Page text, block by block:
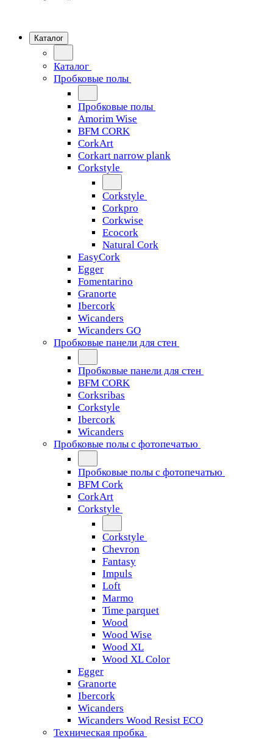
Каталог
Каталог
Пробковые полы
Пробковые полы
Amorim Wise
BFM CORK
CorkArt
Corkart narrow plank
Corkstyle
Corkstyle
Corkpro
Corkwise
Ecocork
Natural Cork
EasyCork
Egger
Fomentarino
Granorte
Ibercork
Wicanders
Wicanders GO
Пробковые панели для стен
Пробковые панели для стен
BFM CORK
Corksribas
Corkstyle
Ibercork
Wicanders
Пробковые полы с фотопечатью
Пробковые полы с фотопечатью
BFM Cork
CorkArt
Corkstyle
Corkstyle
Chevron
Fantasy
Impuls
Loft
Marmo
Time parquet
Wood
Wood Wise
Wood XL
Wood XL Color
Egger
Granorte
Ibercork
Wicanders
Wicanders Wood Resist ECO
Техническая пробка